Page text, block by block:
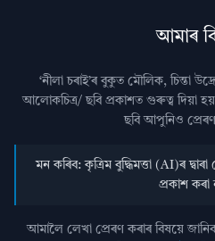
আমাৰ
‘নীলা চৰাই’ৰ বুকুত মৌলিক, চিন্তা
আলোকচিত্ৰ/ ছবি প্রকাশত গুৰুত্ব দিয়া
ছবি আপুনিও
মন কৰিব: কৃত্ৰিম বুদ্ধিমত্তা (AI)ৰ
প্ৰকাশ কৰা
আমালৈ লেখা প্ৰেৰণ কৰাৰ বিষয়ে